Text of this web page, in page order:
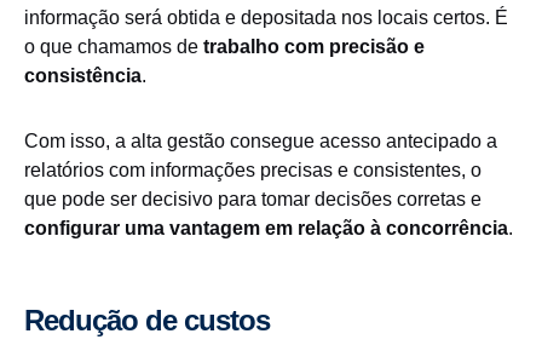
informação será obtida e depositada nos locais certos. É
o que chamamos de trabalho com precisão e
consistência.
Com isso, a alta gestão consegue acesso antecipado a
relatórios com informações precisas e consistentes, o
que pode ser decisivo para tomar decisões corretas e
configurar uma vantagem em relação à concorrência.
Redução de custos